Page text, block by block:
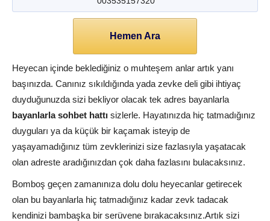
Hemen Ara
Heyecan içinde beklediğiniz o muhteşem anlar artık yanı
başınızda. Canınız sıkıldığında yada zevke deli gibi ihtiyaç
duyduğunuzda sizi bekliyor olacak tek adres bayanlarla
bayanlarla sohbet hattı sizlerle. Hayatınızda hiç tatmadığınız
duyguları ya da küçük bir kaçamak isteyip de
yaşayamadığınız tüm zevklerinizi size fazlasıyla yaşatacak
olan adreste aradığınızdan çok daha fazlasını bulacaksınız.
Bomboş geçen zamanınıza dolu dolu heyecanlar getirecek
olan bu bayanlarla hiç tatmadığınız kadar zevk tadacak
kendinizi bambaşka bir serüvene bırakacaksınız.Artık sizi